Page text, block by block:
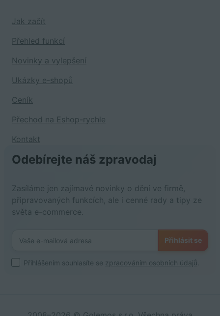
Jak začít
Přehled funkcí
Novinky a vylepšení
Ukázky e-shopů
Ceník
Přechod na Eshop-rychle
Kontakt
Odebírejte náš zpravodaj
Zasíláme jen zajímavé novinky o dění ve firmě,
připravovaných funkcích, ale i cenné rady a tipy ze
světa e-commerce.
Přihlásit se
Přihlášením souhlasíte se zpracováním osobních údajů